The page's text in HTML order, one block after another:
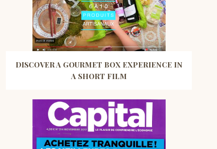
DISCOVER A GOURMET BOX EXPERIENCE IN
A SHORT FILM